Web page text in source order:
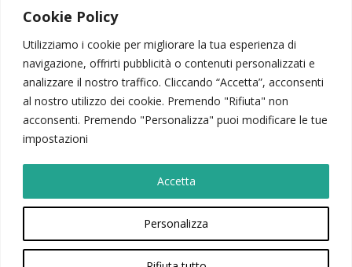
Cookie Policy
Utilizziamo i cookie per migliorare la tua esperienza di
navigazione, offrirti pubblicità o contenuti personalizzati e
analizzare il nostro traffico. Cliccando “Accetta”, acconsenti
al nostro utilizzo dei cookie. Premendo "Rifiuta" non
acconsenti. Premendo "Personalizza" puoi modificare le tue
impostazioni
Personalizza
Accetta
SIPSA| PSICODRAMMA | ATTIVITÀ SCIENTIFICA
CONTATTI |AREA RISERVATA |NEWSLETTER
© 2026 – Società Italiana di Psicodramma Analitico
Sostieni la realtà del Terzo Settore. Devolvi a SIPsA il 5 x 1000.
Codice fiscale: 92003760417